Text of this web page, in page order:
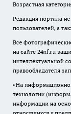
Возрастная
Редакция портала
пользователей, а
Все
на сайте 24nf.ru
интеллектуальной
правообладателя
«На
технологии
информации на